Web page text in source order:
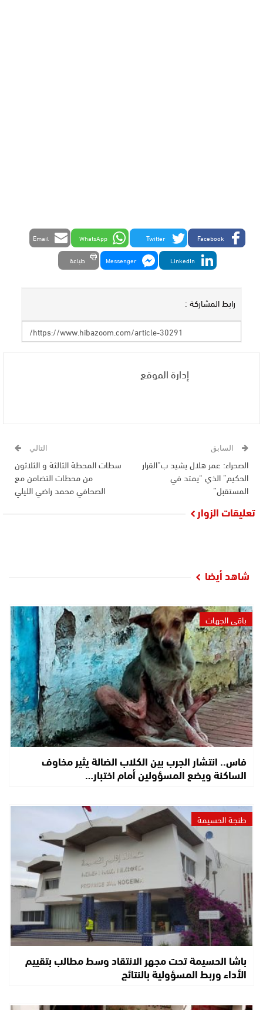
Facebook
Twitter
WhatsApp
Email
LinkedIn
Messenger طباعة
رابط المشاركة :
إدارة الموقع
السابق
الصحراء: عمر هلال يشيد ب”القرار
الحكيم” الذي “يمتد في
المستقبل”
التالي
سطات المحطة الثالثة و الثلاثون
من محطات التضامن مع
الصحافي محمد راضي الليلي
تعليقات الزوار
شاهد أيضا
باقي الجهات
فاس.. انتشار الجرب بين الكلاب الضالة يثير مخاوف
الساكنة ويضع المسؤولين أمام اختبار…
طنجة الحسيمة
باشا الحسيمة تحت مجهر الانتقاد وسط مطالب بتقييم
الأداء وربط المسؤولية بالنتائج